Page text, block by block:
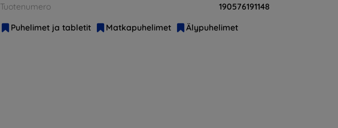
Tuotenumero
190576191148
Puhelimet ja tabletit
Matkapuhelimet Älypuhelimet